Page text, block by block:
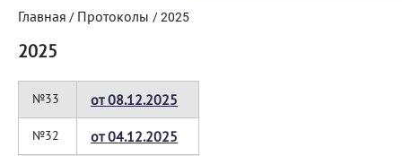
Главная / Протоколы /2025
2025
№33 от 08.12.2025
№32 от 04.12.2025